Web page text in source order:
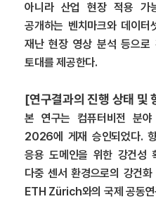
아니라 산업 현장 적용 가
공개하는 벤치마크와 데이
재난 현장 영상 분석 등으로
토대를 제공한다.
[연구결과의 진행 상태 및
본 연구는 컴퓨터비전 분
2026에 게재 승인되었다.
응용 도메인을 위한 강건성
다중 센서 환경으로의 강건
ETH Zürich와의 국제 공동연